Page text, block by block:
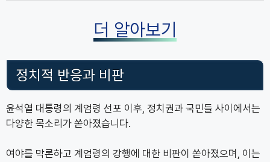
더 알아보기
정치적 반응과 비판
윤석열 대통령의 계엄령 선포 이후, 정치권과 국민들 사이에서는
다양한 목소리가 쏟아졌습니다.
여야를 막론하고 계엄령의 강행에 대한 비판이 쏟아졌으며, 이는